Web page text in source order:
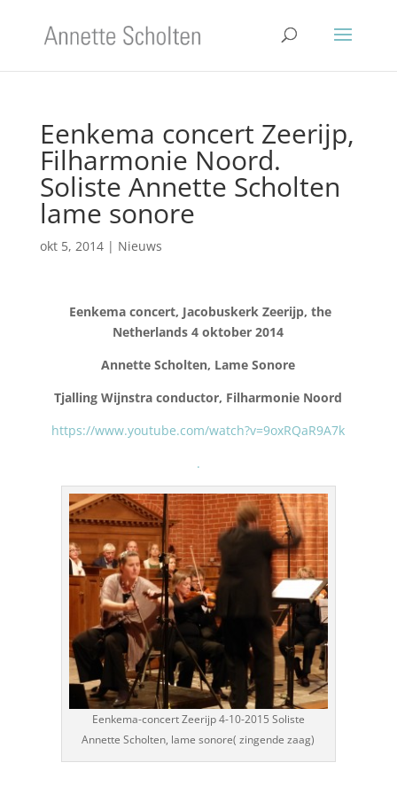
Eenkema concert Zeerijp,
Filharmonie Noord.
Soliste Annette Scholten
lame sonore
okt 5, 2014| Nieuws
Eenkema concert, Jacobuskerk Zeerijp, the
Netherlands 4 oktober 2014
Annette Scholten, Lame Sonore
Tjalling Wijnstra conductor, Filharmonie Noord
https://www.youtube.com/watch?v=9oxRQaR9A7k
.
Eenkema-concert Zeerijp 4-10-2015 Soliste
Annette Scholten, lame sonore( zingende zaag)